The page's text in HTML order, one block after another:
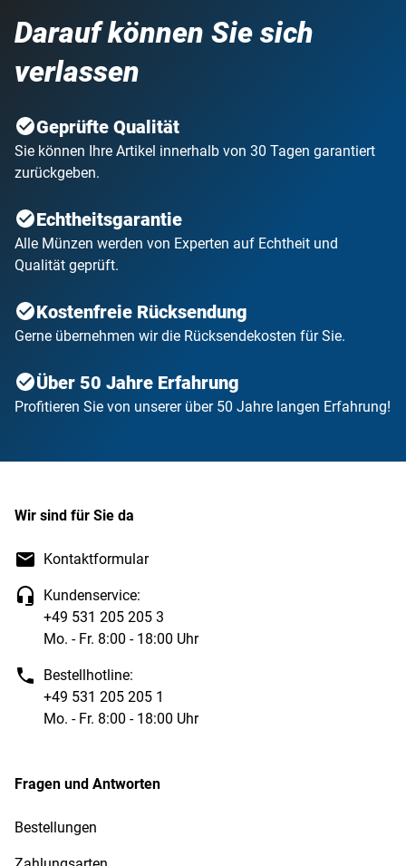
Darauf können Sie sich
verlassen
Geprüfte Qualität
Sie können Ihre Artikel innerhalb von 30 Tagen garantiert
zurückgeben.
Echtheitsgarantie
Alle Münzen werden von Experten auf Echtheit und
Qualität geprüft.
Kostenfreie Rücksendung
Gerne übernehmen wir die Rücksendekosten für Sie.
Über 50 Jahre Erfahrung
Profitieren Sie von unserer über 50 Jahre langen Erfahrung!
Wir sind für Sie da
Kontaktformular
Kundenservice:
+49 531 205 205 3
Mo. - Fr. 8:00 - 18:00 Uhr
Bestellhotline:
+49 531 205 205 1
Mo. - Fr. 8:00 - 18:00 Uhr
Fragen und Antworten
Bestellungen